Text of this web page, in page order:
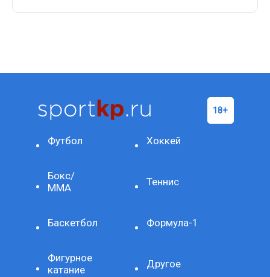
Футбол Хоккей
Бокс/
ММА
Теннис
Баскетбол Формула-1
Фигурное
катание
Другое